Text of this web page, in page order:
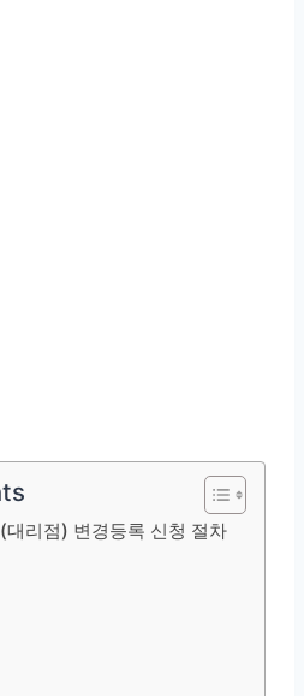
리점) 변경등록 신청 절차